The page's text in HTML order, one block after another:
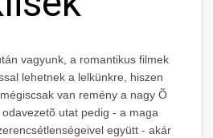
vagyunk, a romantikus filmek
lehetnek a lelkünkre, hiszen
van remény a nagy Õ
utat pedig - a maga
együtt - akár